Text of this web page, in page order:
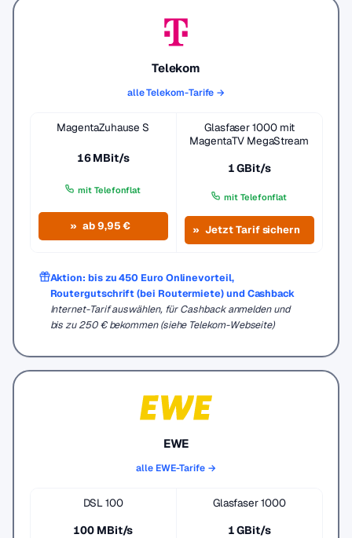
Telekom
alle Telekom-Tarife →
MagentaZuhause S
16 MBit/s
mit Telefonflat
ab 9,95 €
Glasfaser 1000 mit
MagentaTV MegaStream
1 GBit/s
mit Telefonflat
Jetzt Tarif sichern
Aktion: bis zu 450 Euro Onlinevorteil,
Routergutschrift (bei Routermiete) und Cashback
Internet-Tarif auswählen, für Cashback anmelden und
bis zu 250 € bekommen (siehe Telekom-Webseite)
EWE
alle EWE-Tarife →
DSL 100
100 MBit/s
Glasfaser 1000
1 GBit/s